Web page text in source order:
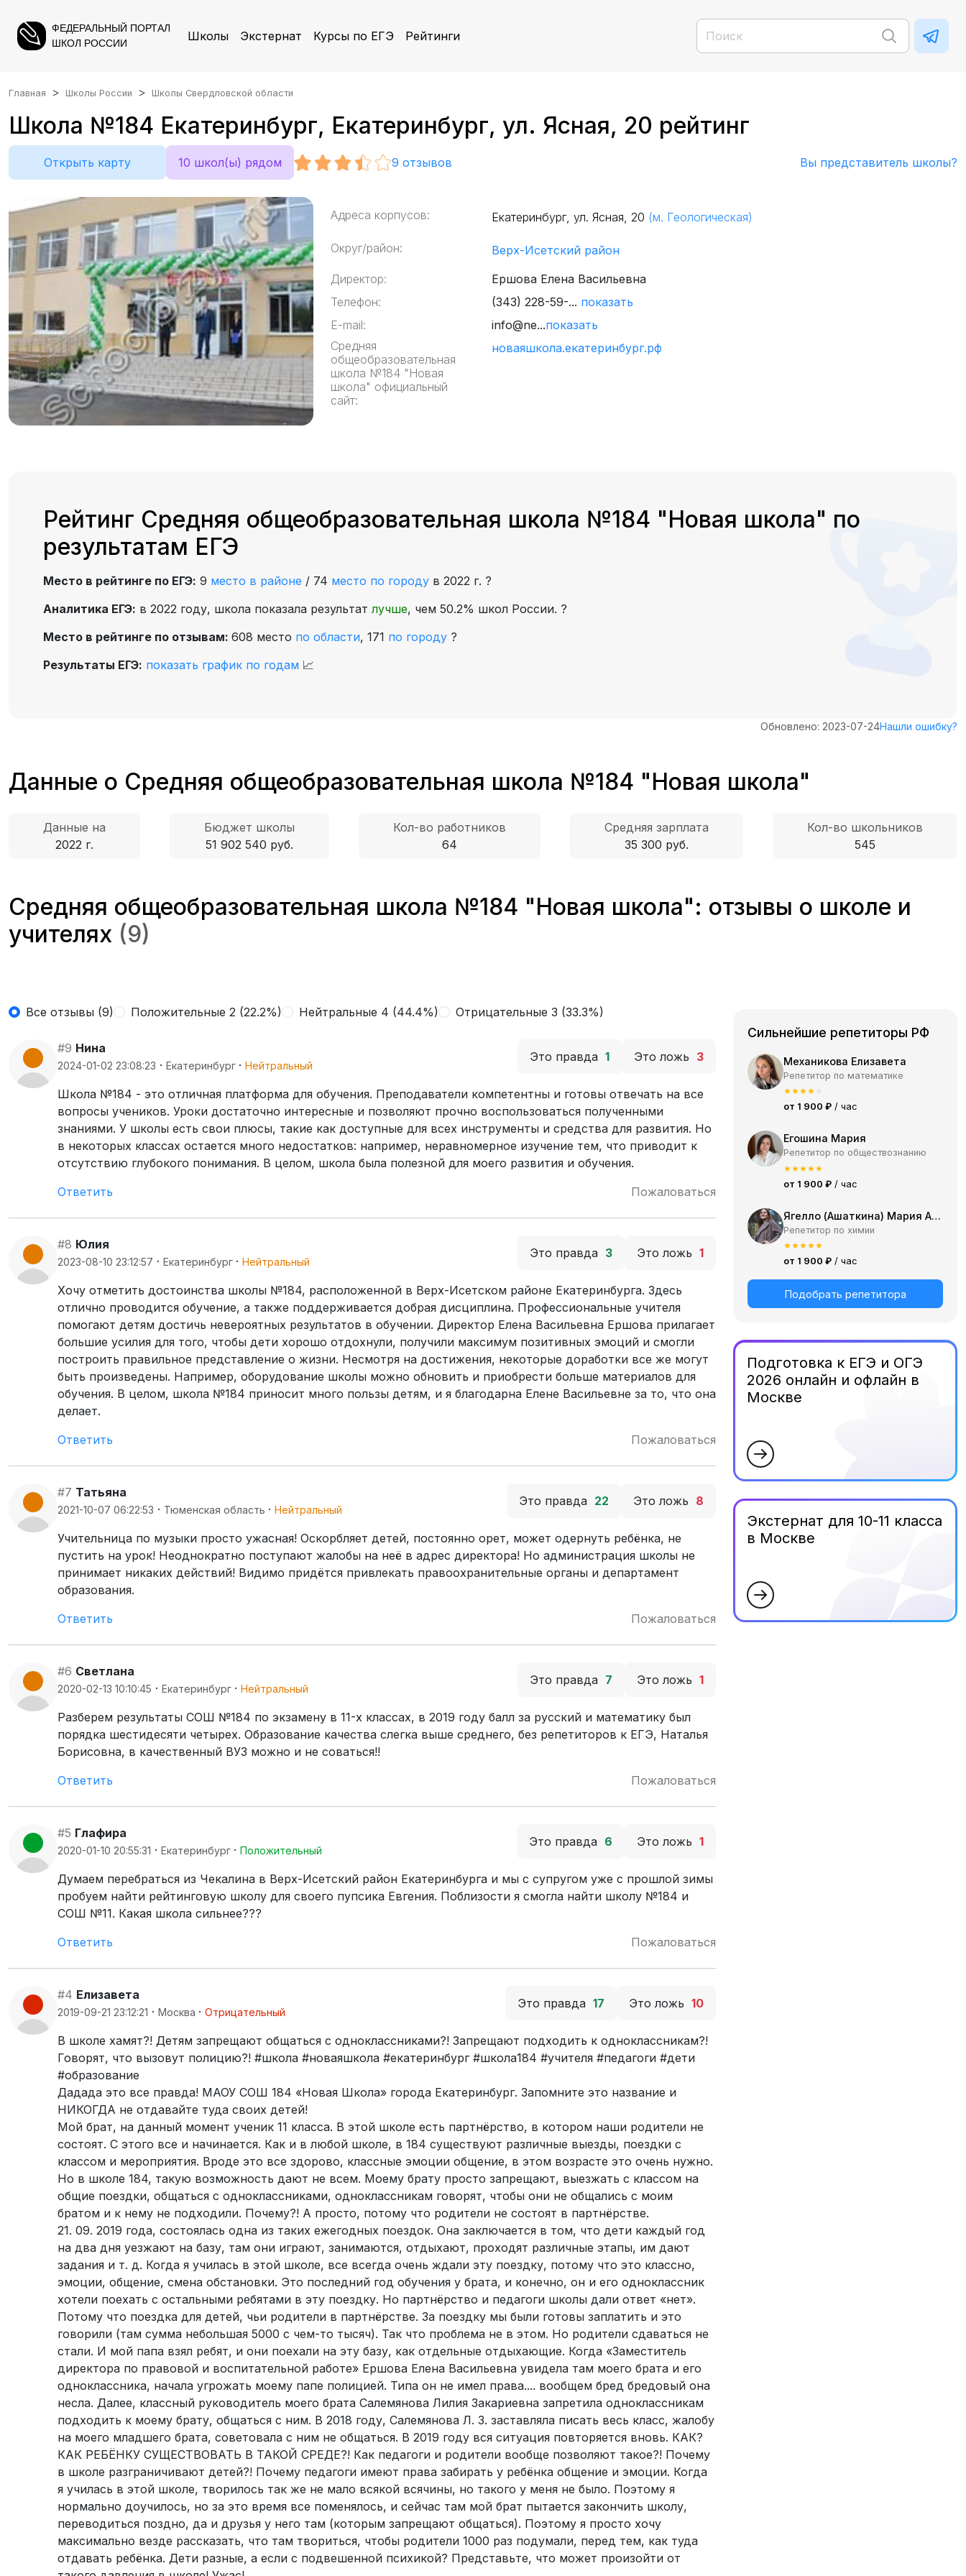
ФЕДЕРАЛЬНЫЙ ПОРТАЛ
ШКОЛ РОССИИ
Школы Экстернат Курсы по ЕГЭ Рейтинги
Главная Школы России Школы Свердловской области
Школа №184 Екатеринбург, Екатеринбург, ул. Ясная, 20 рейтинг
Открыть карту 10 школ(ы) рядом 9 отзывов Вы представитель школы?
Адреса корпусов: Екатеринбург, ул. Ясная, 20 (м. Геологическая)
Округ/район:
Верх-Исетский район
Директор:
Ершова Елена Васильевна
Телефон:
(343) 228-59-... показать
E-mail:
info@ne...показать
Средняя
общеобразовательная
школа №184 "Новая
школа" официальный
сайт:
новаяшкола.екатеринбург.рф
Рейтинг Средняя общеобразовательная школа №184 "Новая школа" по
результатам ЕГЭ
Место в рейтинге по ЕГЭ: 9 место в районе / 74 место по городу в 2022 г. ?
Аналитика ЕГЭ: в 2022 году, школа показала результатлучше, чем 50.2% школ России. ?
Место в рейтинге по отзывам: 608 место по области, 171 по городу ?
Результаты ЕГЭ: показать график по годам 📈
Обновлено: 2023-07-24Нашли ошибку?
Данные о Средняя общеобразовательная школа №184 "Новая школа"
Данные на
2022 г.
Бюджет школы
51 902 540 руб.
Кол-во работников
64
Средняя зарплата
35 300 руб.
Кол-во школьников
545
Средняя общеобразовательная школа №184 "Новая школа": отзывы о школе и
учителях (9)
Все отзывы (9) Положительные 2 (22.2%) Нейтральные 4 (44.4%) Отрицательные 3 (33.3%)
#9 Нина
2024-01-02 23:08:23 · Екатеринбург · Нейтральный
Это правда 1 Это ложь 3
Школа №184 - это отличная платформа для обучения. Преподаватели компетентны и готовы отвечать на все
вопросы учеников. Уроки достаточно интересные и позволяют прочно воспользоваться полученными
знаниями. У школы есть свои плюсы, такие как доступные для всех инструменты и средства для развития. Но
в некоторых классах остается много недостатков: например, неравномерное изучение тем, что приводит к
отсутствию глубокого понимания. В целом, школа была полезной для моего развития и обучения.
Ответить
Пожаловаться
#8 Юлия
2023-08-10 23:12:57 · Екатеринбург · Нейтральный
Это правда 3 Это ложь 1
Хочу отметить достоинства школы №184, расположенной в Верх-Исетском районе Екатеринбурга. Здесь
отлично проводится обучение, а также поддерживается добрая дисциплина. Профессиональные учителя
помогают детям достичь невероятных результатов в обучении. Директор Елена Васильевна Ершова прилагает
большие усилия для того, чтобы дети хорошо отдохнули, получили максимум позитивных эмоций и смогли
построить правильное представление о жизни. Несмотря на достижения, некоторые доработки все же могут
быть произведены. Например, оборудование школы можно обновить и приобрести больше материалов для
обучения. В целом, школа №184 приносит много пользы детям, и я благодарна Елене Васильевне за то, что она
делает.
Ответить
Пожаловаться
#7 Татьяна
2021-10-07 06:22:53 · Тюменская область · Нейтральный
Это правда 22 Это ложь 8
Учительница по музыки просто ужасная! Оскорбляет детей, постоянно орет, может одернуть ребёнка, не
пустить на урок! Неоднократно поступают жалобы на неё в адрес директора! Но администрация школы не
принимает никаких действий! Видимо придётся привлекать правоохранительные органы и департамент
образования.
Ответить
Пожаловаться
#6 Светлана
2020-02-13 10:10:45 · Екатеринбург · Нейтральный
Это правда 7 Это ложь 1
Разберем результаты СОШ №184 по экзамену в 11-х классах, в 2019 году балл за русский и математику был
порядка шестидесяти четырех. Образование качества слегка выше среднего, без репетиторов к ЕГЭ, Наталья
Борисовна, в качественный ВУЗ можно и не соваться!!
Ответить
Пожаловаться
#5 Глафира
2020-01-10 20:55:31 · Екатеринбург · Положительный
Это правда 6 Это ложь 1
Думаем перебраться из Чекалина в Верх-Исетский район Екатеринбурга и мы с супругом уже с прошлой зимы
пробуем найти рейтинговую школу для своего пупсика Евгения. Поблизости я смогла найти школу №184 и
СОШ №11. Какая школа сильнее???
Ответить
Пожаловаться
#4 Елизавета
2019-09-21 23:12:21 · Москва · Отрицательный
Это правда 17 Это ложь 10
В школе хамят?! Детям запрещают общаться с одноклассниками?! Запрещают подходить к одноклассникам?!
Говорят, что вызовут полицию?! #школа #новаяшкола #екатеринбург #школа184 #учителя #педагоги #дети
#образование
Дадада это все правда! МАОУ СОШ 184 «Новая Школа» города Екатеринбург. Запомните это название и
НИКОГДА не отдавайте туда своих детей!
Мой брат, на данный момент ученик 11 класса. В этой школе есть партнёрство, в котором наши родители не
состоят. С этого все и начинается. Как и в любой школе, в 184 существуют различные выезды, поездки с
классом и мероприятия. Вроде это все здорово, классные эмоции общение, в этом возрасте это очень нужно.
Но в школе 184, такую возможность дают не всем. Моему брату просто запрещают, выезжать с классом на
общие поездки, общаться с одноклассниками, одноклассникам говорят, чтобы они не общались с моим
братом и к нему не подходили. Почему?! А просто, потому что родители не состоят в партнёрстве.
21. 09. 2019 года, состоялась одна из таких ежегодных поездок. Она заключается в том, что дети каждый год
на два дня уезжают на базу, там они играют, занимаются, отдыхают, проходят различные этапы, им дают
задания и т. д. Когда я училась в этой школе, все всегда очень ждали эту поездку, потому что это классно,
эмоции, общение, смена обстановки. Это последний год обучения у брата, и конечно, он и его одноклассник
хотели поехать с остальными ребятами в эту поездку. Но партнёрство и педагоги школы дали ответ «нет».
Потому что поездка для детей, чьи родители в партнёрстве. За поездку мы были готовы заплатить и это
говорили (там сумма небольшая 5000 с чем-то тысяч). Так что проблема не в этом. Но родители сдаваться не
стали. И мой папа взял ребят, и они поехали на эту базу, как отдельные отдыхающие. Когда «Заместитель
директора по правовой и воспитательной работе» Ершова Елена Васильевна увидела там моего брата и его
одноклассника, начала угрожать моему папе полицией. Типа он не имел права.... вообщем бред бредовый она
несла. Далее, классный руководитель моего брата Салемянова Лилия Закариевна запретила одноклассникам
подходить к моему брату, общаться с ним. В 2018 году, Салемянова Л. З. заставляла писать весь класс, жалобу
на моего младшего брата, советовала с ним не общаться. В 2019 году вся ситуация повторяется вновь. КАК?
КАК РЕБЁНКУ СУЩЕСТВОВАТЬ В ТАКОЙ СРЕДЕ?! Как педагоги и родители вообще позволяют такое?! Почему
в школе разграничивают детей?! Почему педагоги имеют права забирать у ребёнка общение и эмоции. Когда
я училась в этой школе, творилось так же не мало всякой всячины, но такого у меня не было. Поэтому я
нормально доучилось, но за это время все поменялось, и сейчас там мой брат пытается закончить школу,
переводиться поздно, да и друзья у него там (которым запрещают общаться). Поэтому я просто хочу
максимально везде рассказать, что там твориться, чтобы родители 1000 раз подумали, перед тем, как туда
отдавать ребёнка. Дети разные, а если с подвешенной психикой? Представьте, что может произойти от
Сильнейшие репетиторы РФ
Механикова Елизавета
Репетитор по математике
★★★★
от 1 900 ₽ / час
Егошина Мария
Репетитор по обществознанию
★★★★★
от 1 900 ₽ / час
Ягелло (Ашаткина) Мария Александровна
Репетитор по химии
★★★★★
от 1 900 ₽ / час
Подобрать репетитора
Подготовка к ЕГЭ и ОГЭ
2026 онлайн и офлайн в
Москве
Экстернат для 10-11 класса
в Москве